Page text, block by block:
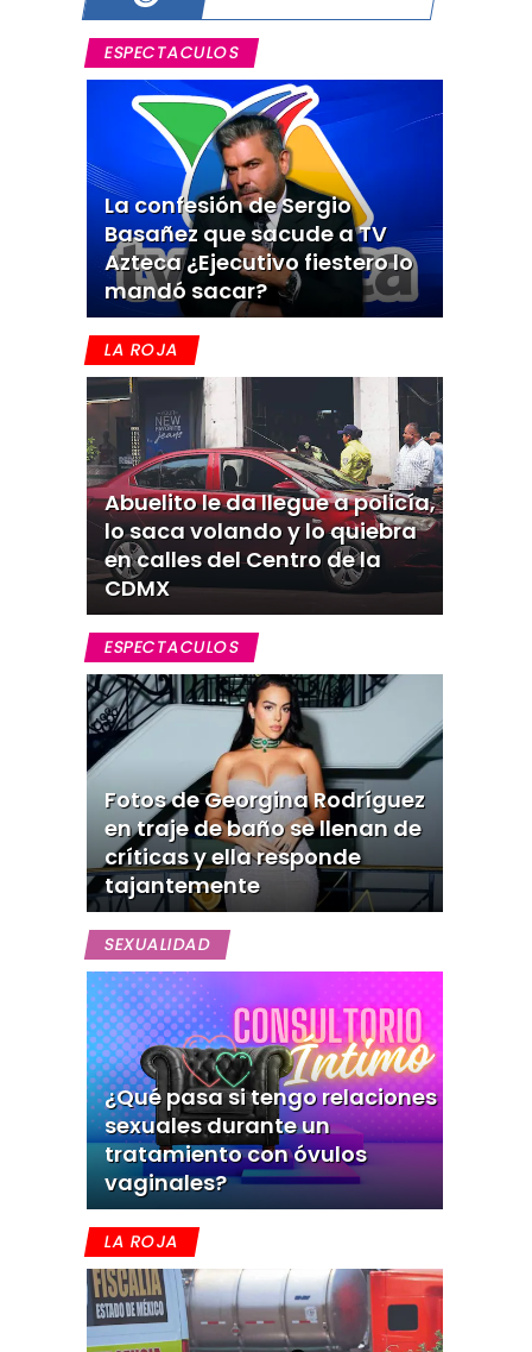
ESPECTACULOS
La confesión de Sergio
Basañez que sacude a TV
Azteca ¿Ejecutivo fiestero lo
mandó sacar?
LA ROJA
Abuelito le da llegue a policía,
lo saca volando y lo quiebra
en calles del Centro de la
CDMX
ESPECTACULOS
Fotos de Georgina Rodríguez
en traje de baño se llenan de
críticas y ella responde
tajantemente
SEXUALIDAD
¿Qué pasa si tengo relaciones
sexuales durante un
tratamiento con óvulos
vaginales?
LA ROJA